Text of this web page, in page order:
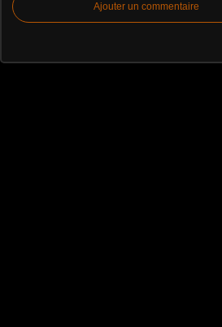
Ajouter un commentaire